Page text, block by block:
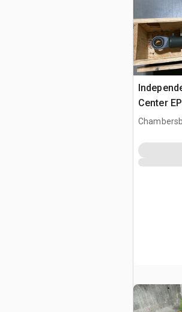
Center